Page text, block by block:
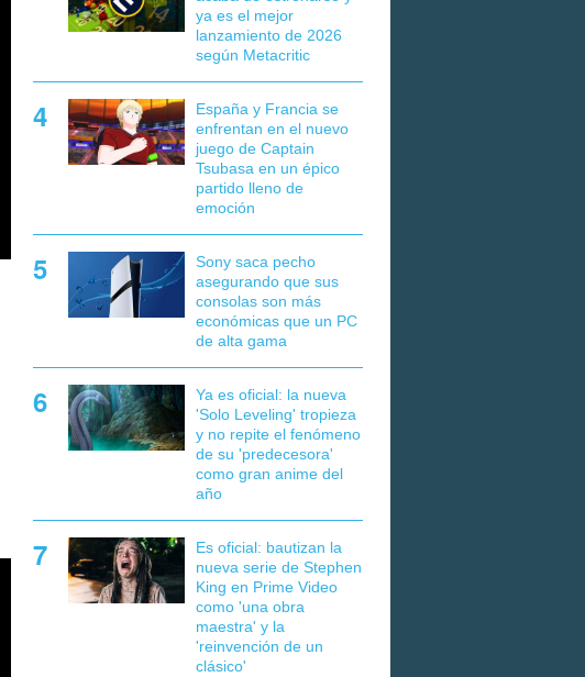
ya es el mejor
lanzamiento de 2026
según Metacritic
España y Francia se
enfrentan en el nuevo
juego de Captain
Tsubasa en un épico
partido lleno de
emoción
Sony saca pecho
asegurando que sus
consolas son más
económicas que un PC
de alta gama
Ya es oficial: la nueva
'Solo Leveling' tropieza
y no repite el fenómeno
de su 'predecesora'
como gran anime del
año
Es oficial: bautizan la
nueva serie de Stephen
King en Prime Video
como 'una obra
maestra' y la
'reinvención de un
clásico'